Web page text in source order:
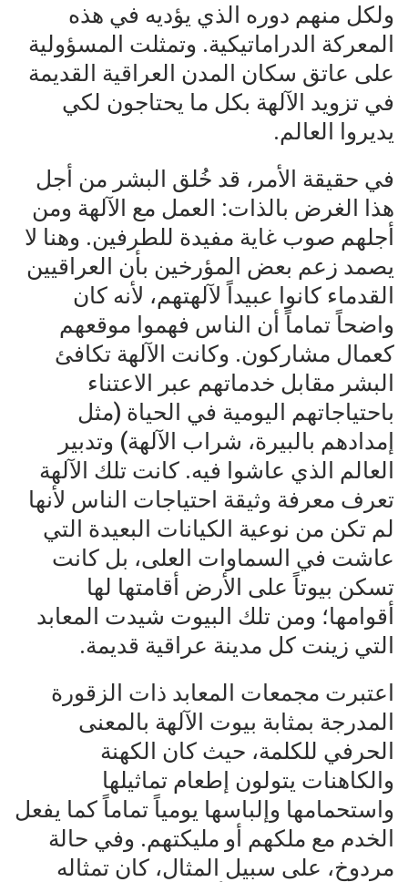
ولكل منهم دوره الذي يؤديه في هذه
المعركة الدراماتيكية. وتمثلت المسؤولية
على عاتق سكان المدن العراقية القديمة
في تزويد الآلهة بكل ما يحتاجون لكي
يديروا العالم.
في حقيقة الأمر، قد خُلق البشر من أجل
هذا الغرض بالذات: العمل مع الآلهة ومن
أجلهم صوب غاية مفيدة للطرفين. وهنا لا
يصمد زعم بعض المؤرخين بأن العراقيين
القدماء كانوا عبيداً لآلهتهم، لأنه كان
واضحاً تماماً أن الناس فهموا موقعهم
كعمال مشاركون. وكانت الآلهة تكافئ
البشر مقابل خدماتهم عبر الاعتناء
باحتياجاتهم اليومية في الحياة (مثل
إمدادهم بالبيرة، شراب الآلهة) وتدبير
العالم الذي عاشوا فيه. كانت تلك الآلهة
تعرف معرفة وثيقة احتياجات الناس لأنها
لم تكن من نوعية الكيانات البعيدة التي
عاشت في السماوات العلى، بل كانت
تسكن بيوتاً على الأرض أقامتها لها
أقوامها؛ ومن تلك البيوت شيدت المعابد
التي زينت كل مدينة عراقية قديمة.
اعتبرت مجمعات المعابد ذات الزقورة
المدرجة بمثابة بيوت الآلهة بالمعنى
الحرفي للكلمة، حيث كان الكهنة
والكاهنات يتولون إطعام تماثيلها
واستحمامها وإلباسها يومياً تماماً كما يفعل
الخدم مع ملكهم أو مليكتهم. وفي حالة
مردوخ، على سبيل المثال، كان تمثاله